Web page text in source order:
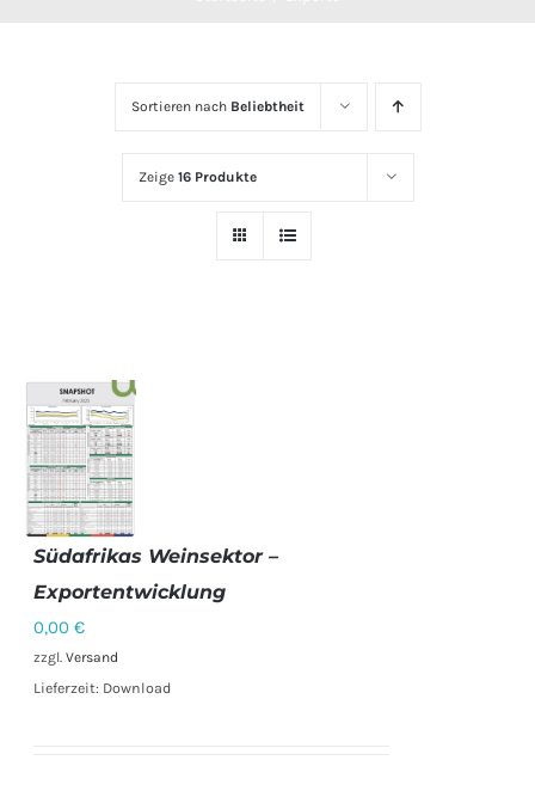
Sortieren nach Beliebtheit
Zeige 16 Produkte
DETAILS
Südafrikas Weinsektor –
Exportentwicklung
0,00€
zzgl.Versand
Lieferzeit: Download